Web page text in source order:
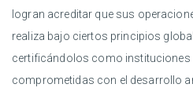
logran acreditar que sus
realiza bajo ciertos principios
certificándolos como instituciones
comprometidas con el desarrollo